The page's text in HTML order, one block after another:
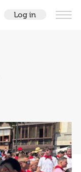
Log in